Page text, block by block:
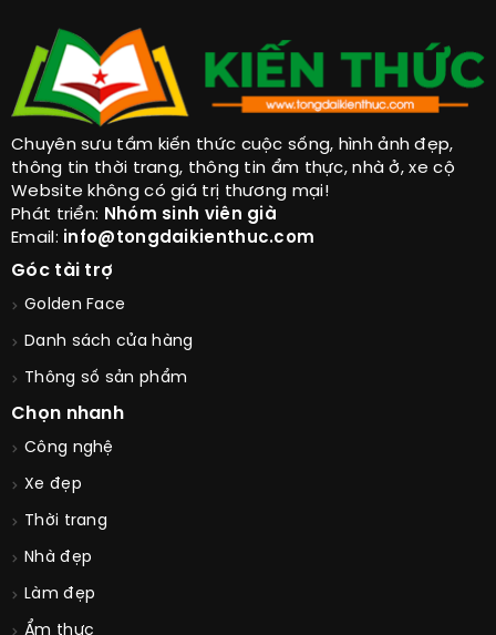
Chuyên sưu tầm kiến thức cuộc sống, hình ảnh đẹp,
thông tin thời trang, thông tin ẩm thực, nhà ở, xe cộ
Website không có giá trị thương mại!
Phát triển: Nhóm sinh viên già
Email: info@tongdaikienthuc.com
Góc tài trợ
Golden Face
Danh sách cửa hàng
Thông số sản phẩm
Chọn nhanh
Công nghệ
Xe đẹp
Thời trang
Nhà đẹp
Làm đẹp
Ẩm thực